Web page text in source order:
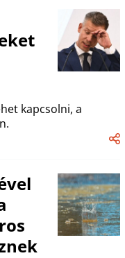
kapcsolni, a